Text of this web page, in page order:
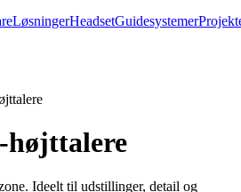
LøsningerHeadsetGuidesystemer
højttalere
Ideelt til udstillinger, detail og